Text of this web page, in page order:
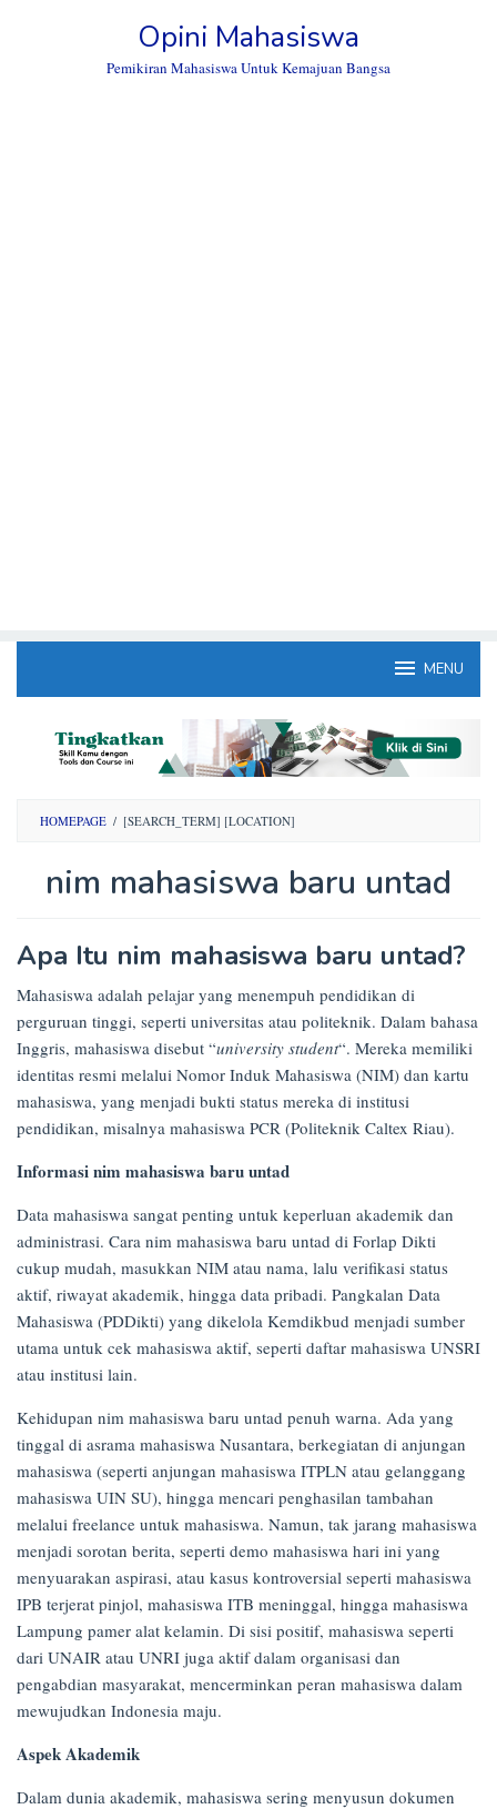
Opini Mahasiswa
Pemikiran Mahasiswa Untuk Kemajuan Bangsa
MENU
HOMEPAGE / [SEARCH_TERM] [LOCATION]
nim mahasiswa baru untad
Opini
on
17/04/2025
Apa Itu nim mahasiswa baru untad?
Mahasiswa adalah pelajar yang menempuh pendidikan di
perguruan tinggi, seperti universitas atau politeknik. Dalam bahasa
Inggris, mahasiswa disebut “university student“. Mereka memiliki
identitas resmi melalui Nomor Induk Mahasiswa (NIM) dan kartu
mahasiswa, yang menjadi bukti status mereka di institusi
pendidikan, misalnya mahasiswa PCR (Politeknik Caltex Riau).
Informasi nim mahasiswa baru untad
Data mahasiswa sangat penting untuk keperluan akademik dan
administrasi. Cara nim mahasiswa baru untad di Forlap Dikti
cukup mudah, masukkan NIM atau nama, lalu verifikasi status
aktif, riwayat akademik, hingga data pribadi. Pangkalan Data
Mahasiswa (PDDikti) yang dikelola Kemdikbud menjadi sumber
utama untuk cek mahasiswa aktif, seperti daftar mahasiswa UNSRI
atau institusi lain.
Kehidupan nim mahasiswa baru untad penuh warna. Ada yang
tinggal di asrama mahasiswa Nusantara, berkegiatan di anjungan
mahasiswa (seperti anjungan mahasiswa ITPLN atau gelanggang
mahasiswa UIN SU), hingga mencari penghasilan tambahan
melalui freelance untuk mahasiswa. Namun, tak jarang mahasiswa
menjadi sorotan berita, seperti demo mahasiswa hari ini yang
menyuarakan aspirasi, atau kasus kontroversial seperti mahasiswa
IPB terjerat pinjol, mahasiswa ITB meninggal, hingga mahasiswa
Lampung pamer alat kelamin. Di sisi positif, mahasiswa seperti
dari UNAIR atau UNRI juga aktif dalam organisasi dan
pengabdian masyarakat, mencerminkan peran mahasiswa dalam
mewujudkan Indonesia maju.
Aspek Akademik
Dalam dunia akademik, mahasiswa sering menyusun dokumen